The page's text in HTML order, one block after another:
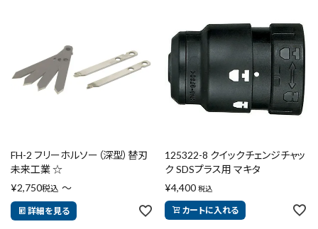
FH-2 フリーホルソー（深型）替刃
未来工業 ☆
¥2,750税込 〜
詳細を見る
125322-8 クイックチェンジチャッ
ク SDSプラス用 マキタ
¥4,400 税込
カートに入れる